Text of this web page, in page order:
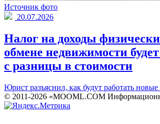
Источник фото
20.07.2026
Налог на доходы
обмене недвижимости
с разницы в стоимости
Юрист разъяснил, как будут работать новые
© 2011-2026 «MOOML.COM